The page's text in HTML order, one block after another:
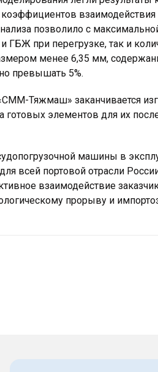
взаимодействия
позволило с
при перегрузке, так и
менее 6,35 мм,
превышать 5%.
Тяжмаш» заканчивается
готовых элементов для их
машины в
всей портовой отрасли
взаимодействие
прорыву и